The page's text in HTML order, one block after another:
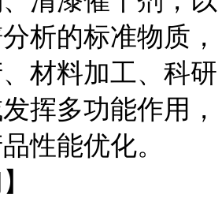
析的标准物质，
材料加工、科研
挥多功能作用，
性能优化。